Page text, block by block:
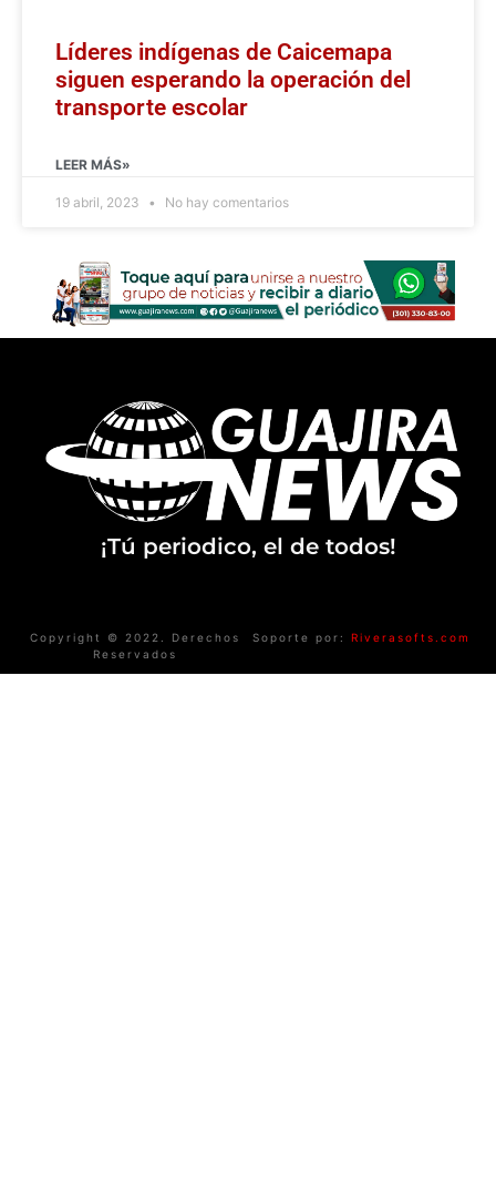
Líderes indígenas de Caicemapa
siguen esperando la operación del
transporte escolar
LEER MÁS»
19 abril, 2023 No hay comentarios
¡Tú periodico, el de todos!
Copyright © 2022. Derechos
Reservados
Soporte por: Riverasofts.com